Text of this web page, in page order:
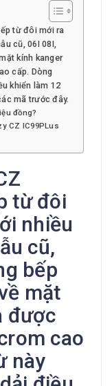
từ đôi mới ra
cũ, 06I 08I,
kính kanger
cấp. Dòng
khiển làm 12
mã trước đây.
đồng?
CZ IC99PLus
từ đôi
nhiều
cũ,
bếp
mặt
được
cao
này